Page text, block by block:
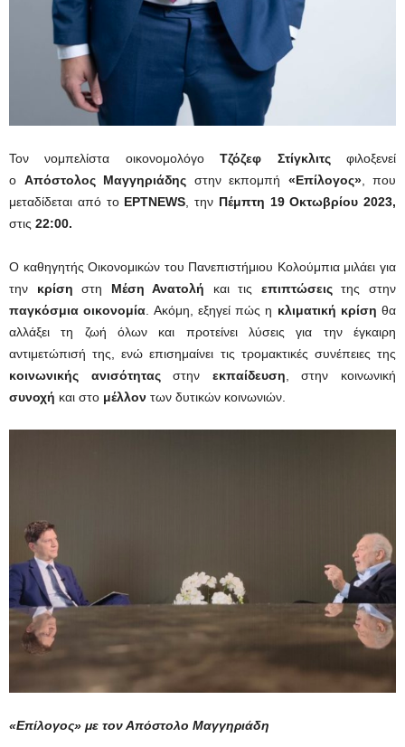
Τοννομπελίστα οικονομολόγοΤζόζεφ Στίγκλιτςφιλοξενεί
ο Απόστολος Μαγγηριάδης στην εκπομπή «Επίλογος», που
μεταδίδεται από το ΕΡΤNEWS , την Πέμπτη 19 Οκτωβρίου 2023,
στις 22:00.
Ο καθηγητής Οικονομικών του Πανεπιστήμιου Κολούμπια μιλάει για
την κρίση στη Μέση Ανατολή και τις επιπτώσειςτης στην
παγκόσμια οικονομία . Ακόμη, εξηγεί πώς η κλιματική κρίση θα
αλλάξει τη ζωή όλων και προτείνει λύσεις για την έγκαιρη
αντιμετώπισή της, ενώ επισημαίνει τις τρομακτικές συνέπειες της
κοινωνικής ανισότηταςστην εκπαίδευση , στην κοινωνική
συνοχή και στο μέλλον των δυτικών κοινωνιών.
«Επίλογος» με τον Απόστολο Μαγγηριάδη